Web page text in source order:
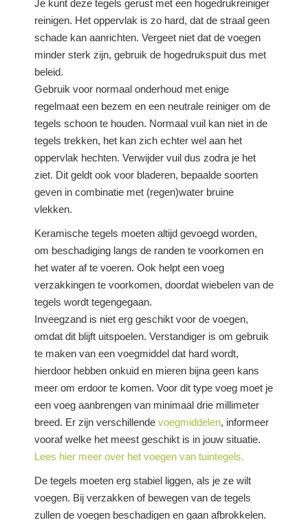
Je kunt deze tegels gerust met een hogedrukreiniger
reinigen. Het oppervlak is zo hard, dat de straal geen
schade kan aanrichten. Vergeet niet dat de voegen
minder sterk zijn, gebruik de hogedrukspuit dus met
beleid.
Gebruik voor normaal onderhoud met enige
regelmaat een bezem en een neutrale reiniger om de
tegels schoon te houden. Normaal vuil kan niet in de
tegels trekken, het kan zich echter wel aan het
oppervlak hechten. Verwijder vuil dus zodra je het
ziet. Dit geldt ook voor bladeren, bepaalde soorten
geven in combinatie met (regen)water bruine
vlekken.
Keramische tegels moeten altijd gevoegd worden,
om beschadiging langs de randen te voorkomen en
het water af te voeren. Ook helpt een voeg
verzakkingen te voorkomen, doordat wiebelen van de
tegels wordt tegengegaan.
Inveegzand is niet erg geschikt voor de voegen,
omdat dit blijft uitspoelen. Verstandiger is om gebruik
te maken van een voegmiddel dat hard wordt,
hierdoor hebben onkuid en mieren bijna geen kans
meer om erdoor te komen. Voor dit type voeg moet je
een voeg aanbrengen van minimaal drie millimeter
breed. Er zijn verschillende voegmiddelen, informeer
vooraf welke het meest geschikt is in jouw situatie.
Lees hier meer over het voegen van tuintegels.
De tegels moeten erg stabiel liggen, als je ze wilt
voegen. Bij verzakken of bewegen van de tegels
zullen de voegen beschadigen en gaan afbrokkelen.